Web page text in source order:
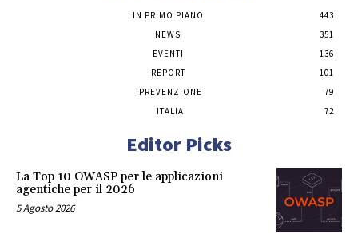
IN PRIMO PIANO
443
NEWS
351
EVENTI
136
REPORT
101
PREVENZIONE
79
ITALIA
72
Editor Picks
La Top 10 OWASP per le applicazioni
agentiche per il 2026
5 Agosto 2026